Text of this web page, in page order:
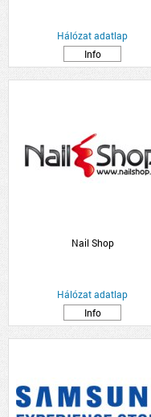
Hálózat adatlap
Info
Nail Shop
Hálózat adatlap
Info